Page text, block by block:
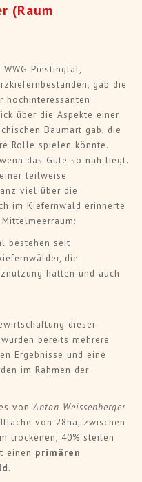
(Raum
Piestingtal,
gab die
hochinteressanten
über die Aspekte einer
Baumart gab, die
Rolle spielen könnte.
das Gute so nah liegt.
teilweise
viel über die
im Kiefernwald erinnerte
bestehen seit
die
hatten und auch
dieser
bereits mehrere
Ergebnisse und eine
im Rahmen der
vonAnton Weissenberger
von 28ha, zwischen
trockenen, 40% steilen
einen primären
.